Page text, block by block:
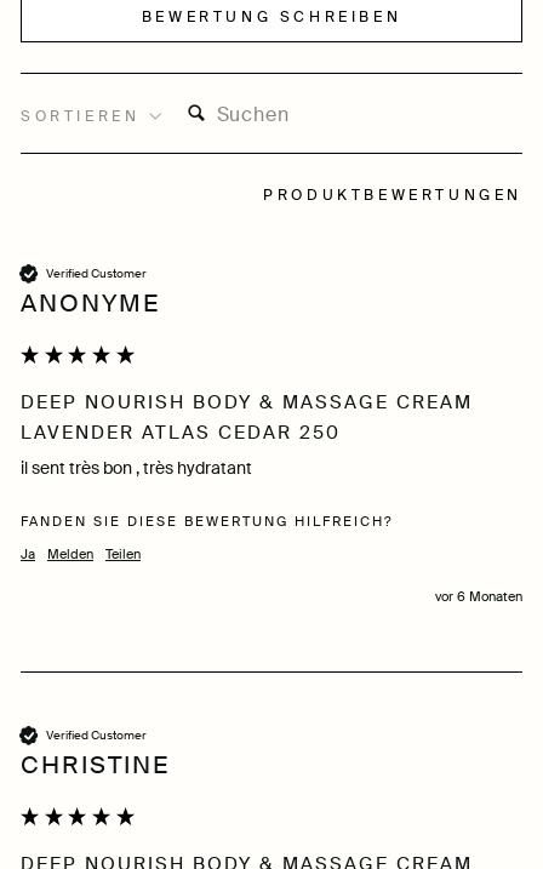
BEWERTUNG SCHREIBEN
SORTIEREN
PRODUKTBEWERTUNGEN
Verified Customer
ANONYME
DEEP NOURISH BODY & MASSAGE CREAM
LAVENDER ATLAS CEDAR 250
il sent très bon , très hydratant
FANDEN SIE DIESE BEWERTUNG HILFREICH?
Ja
Melden Teilen
vor 6 Monaten
Verified Customer
CHRISTINE